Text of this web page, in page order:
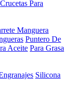
Crucetas Para
Manguera
Puntero De
Aceite Para Grasa
Silicona